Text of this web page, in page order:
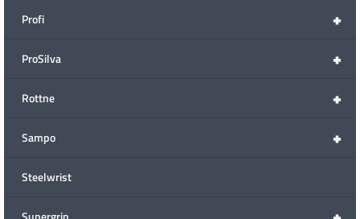
+
Profi
+
ProSilva
+
Rottne
+
Sampo
Steelwrist